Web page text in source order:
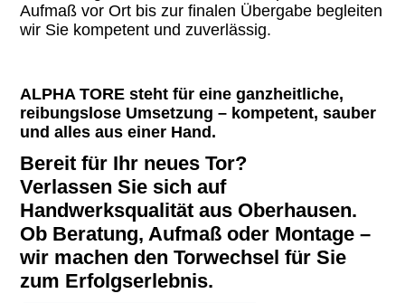
Aufmaß vor Ort bis zur finalen Übergabe begleiten
wir Sie kompetent und zuverlässig.
ALPHA TORE steht für eine ganzheitliche,
reibungslose Umsetzung – kompetent, sauber
und alles aus einer Hand.
Bereit für Ihr neues Tor?
Verlassen Sie sich auf
Handwerksqualität aus Oberhausen.
Ob Beratung, Aufmaß oder Montage –
wir machen den Torwechsel für Sie
zum Erfolgserlebnis.